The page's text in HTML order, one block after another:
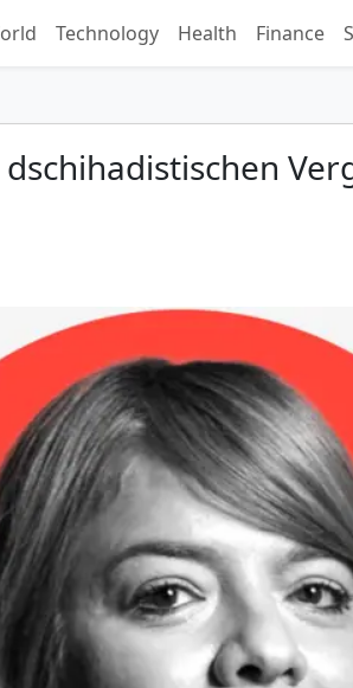
Technology Health Finance